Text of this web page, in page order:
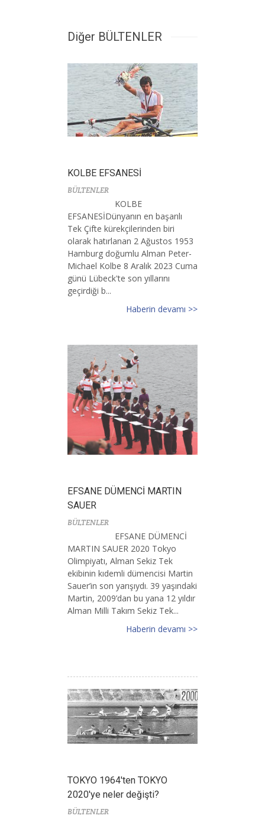
Diğer BÜLTENLER
KOLBE EFSANESİ
BÜLTENLER
KOLBE
EFSANESİDünyanın en başarılı
Tek Çifte kürekçilerinden biri
olarak hatırlanan 2 Ağustos 1953
Hamburg doğumlu Alman Peter-
Michael Kolbe 8 Aralık 2023 Cuma
günü Lübeck'te son yıllarını
geçirdiği b...
Haberin devamı >>
EFSANE DÜMENCİ MARTIN
SAUER
BÜLTENLER
EFSANE DÜMENCİ
MARTIN SAUER 2020 Tokyo
Olimpiyatı, Alman Sekiz Tek
ekibinin kıdemli dümencisi Martin
Sauer’in son yarışıydı. 39 yaşındaki
Martin, 2009’dan bu yana 12 yıldır
Alman Milli Takım Sekiz Tek...
Haberin devamı >>
TOKYO 1964'ten TOKYO
2020'ye neler değişti?
BÜLTENLER